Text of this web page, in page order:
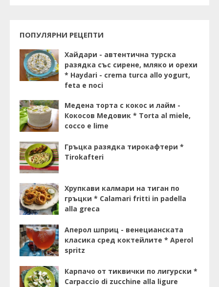
ПОПУЛЯРНИ РЕЦЕПТИ
Хайдари - автентична турска
разядка със сирене, мляко и орехи
* Haydari - crema turca allo yogurt,
feta e noci
Медена торта с кокос и лайм -
Кокосов Медовик * Torta al miele,
cocco e lime
Гръцка разядка тирокафтери *
Tirokafteri
Хрупкави калмари на тиган по
гръцки * Calamari fritti in padella
alla greca
Аперол шприц - венецианската
класика сред коктейлите * Aperol
spritz
Карпачо от тиквички по лигурски *
Carpaccio di zucchine alla ligure